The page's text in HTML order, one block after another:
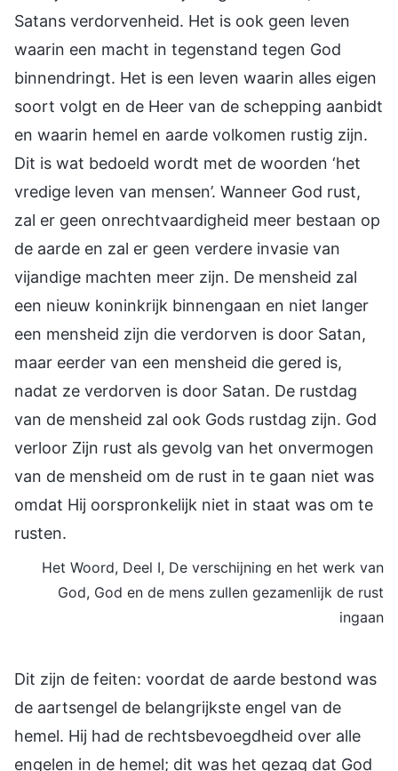
Satans verdorvenheid. Het is ook geen leven
waarin een macht in tegenstand tegen God
binnendringt. Het is een leven waarin alles eigen
soort volgt en de Heer van de schepping aanbidt
en waarin hemel en aarde volkomen rustig zijn.
Dit is wat bedoeld wordt met de woorden ‘het
vredige leven van mensen’. Wanneer God rust,
zal er geen onrechtvaardigheid meer bestaan op
de aarde en zal er geen verdere invasie van
vijandige machten meer zijn. De mensheid zal
een nieuw koninkrijk binnengaan en niet langer
een mensheid zijn die verdorven is door Satan,
maar eerder van een mensheid die gered is,
nadat ze verdorven is door Satan. De rustdag
van de mensheid zal ook Gods rustdag zijn. God
verloor Zijn rust als gevolg van het onvermogen
van de mensheid om de rust in te gaan niet was
omdat Hij oorspronkelijk niet in staat was om te
rusten.
Het Woord, Deel I, De verschijning en het werk van
God, God en de mens zullen gezamenlijk de rust
ingaan
Dit zijn de feiten: voordat de aarde bestond was
de aartsengel de belangrijkste engel van de
hemel. Hij had de rechtsbevoegdheid over alle
engelen in de hemel; dit was het gezag dat God